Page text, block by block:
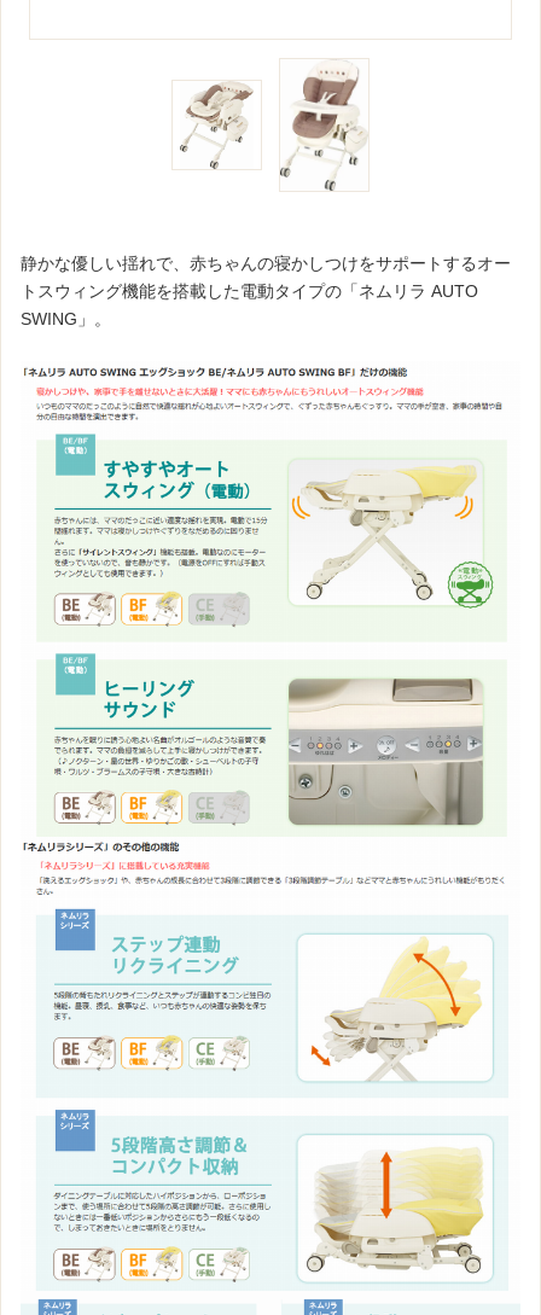
静かな優しい揺れで、赤ちゃんの寝かしつけをサポートするオー
トスウィング機能を搭載した電動タイプの「ネムリラ AUTO
SWING」。